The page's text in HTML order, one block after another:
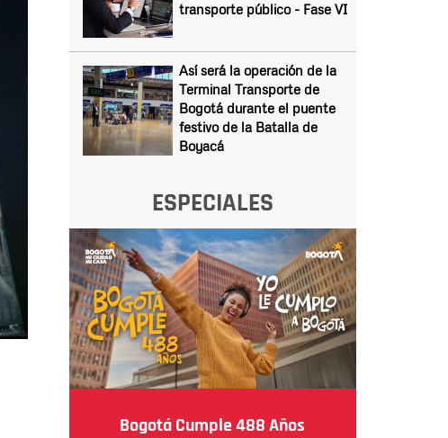
transporte público - Fase VI
Así será la operación de la
Terminal Transporte de
Bogotá durante el puente
festivo de la Batalla de
Boyacá
ESPECIALES
Bogotá Cumple 488 Años